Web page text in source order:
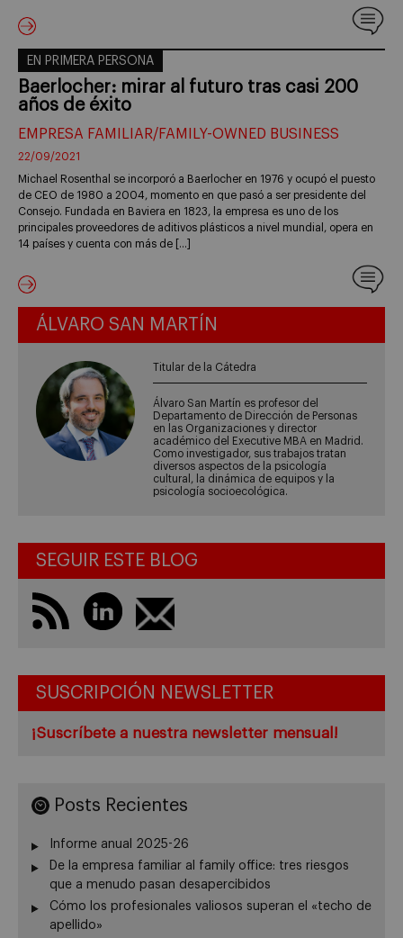
EN PRIMERA PERSONA
Baerlocher: mirar al futuro tras casi 200
años de éxito
EMPRESA FAMILIAR/FAMILY-OWNED BUSINESS
22/09/2021
Michael Rosenthal se incorporó a Baerlocher en 1976 y ocupó el puesto
de CEO de 1980 a 2004, momento en que pasó a ser presidente del
Consejo. Fundada en Baviera en 1823, la empresa es uno de los
principales proveedores de aditivos plásticos a nivel mundial, opera en
14 países y cuenta con más de […]
ÁLVARO SAN MARTÍN
Titular de la Cátedra
Álvaro San Martín es profesor del
Departamento de Dirección de Personas
en las Organizaciones y director
académico del Executive MBA en Madrid.
Como investigador, sus trabajos tratan
diversos aspectos de la psicología
cultural, la dinámica de equipos y la
psicología socioecológica.
SEGUIR ESTE BLOG
SUSCRIPCIÓN NEWSLETTER
¡Suscríbete a nuestra newsletter mensual!
Posts Recientes
Informe anual 2025-26
De la empresa familiar al family office: tres riesgos
que a menudo pasan desapercibidos
Cómo los profesionales valiosos superan el «techo de
apellido»